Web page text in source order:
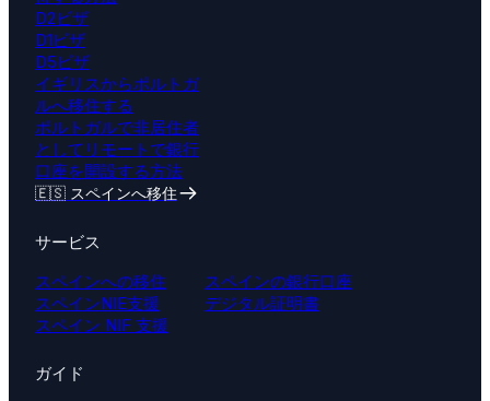
D2ビザ
D1ビザ
D5ビザ
イギリスからポルトガ
ルへ移住する
ポルトガルで非居住者
としてリモートで銀行
口座を開設する方法
🇪🇸 スペインへ移住
サービス
スペインへの移住
スペインNIE支援
スペイン NIF 支援
スペインの銀行口座
デジタル証明書
ガイド